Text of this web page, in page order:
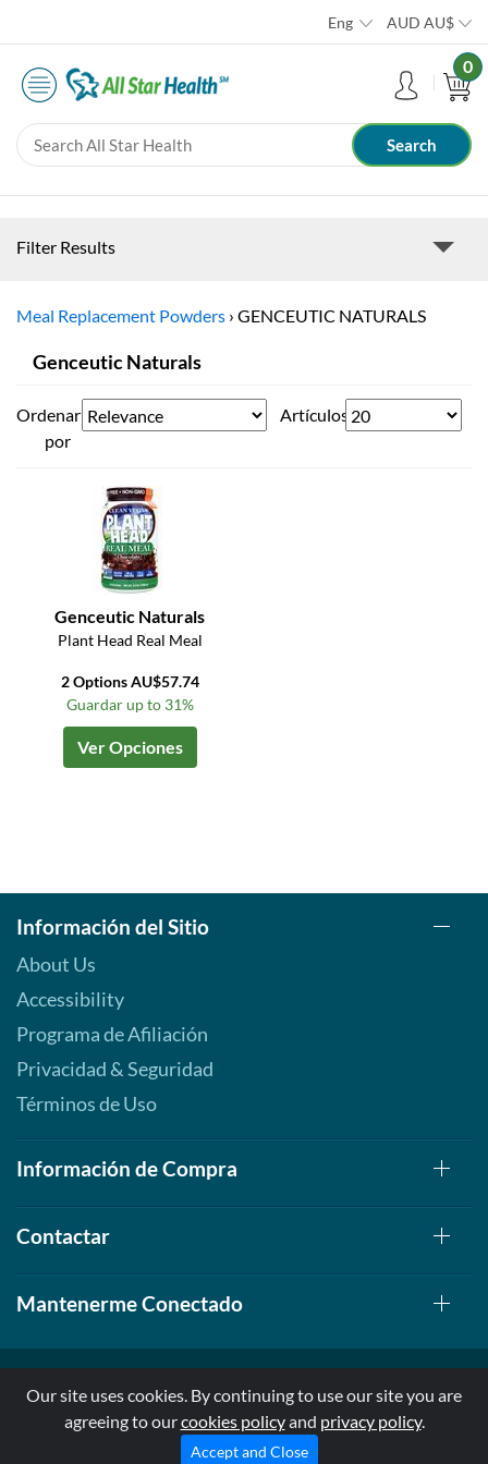
Eng AUD AU$
0
Filter Results
Meal Replacement Powders › GENCEUTIC NATURALS
Genceutic Naturals
Ordenar
por
Artículos
Genceutic Naturals
Plant Head Real Meal
2 Options AU$57.74
Guardar up to 31%
Ver Opciones
Información del Sitio
About Us
Accessibility
Programa de Afiliación
Privacidad & Seguridad
Términos de Uso
Información de Compra
Contactar
Mantenerme Conectado
© 1999-2026, AllStarHealth.com | All Rights Reserved
* Estas declaraciones no han sido evaluadas por la FDA
Our site uses cookies. By continuing to use our site you are
agreeing to ourcookies policyand privacy policy.
Accept and Close